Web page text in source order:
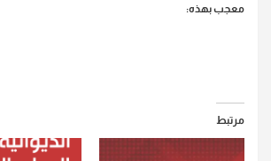
معجب بهذه:
مرتبط